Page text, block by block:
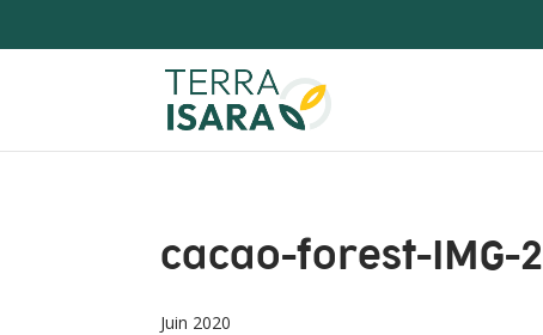
cacao-forest-IMG-2
Juin 2020